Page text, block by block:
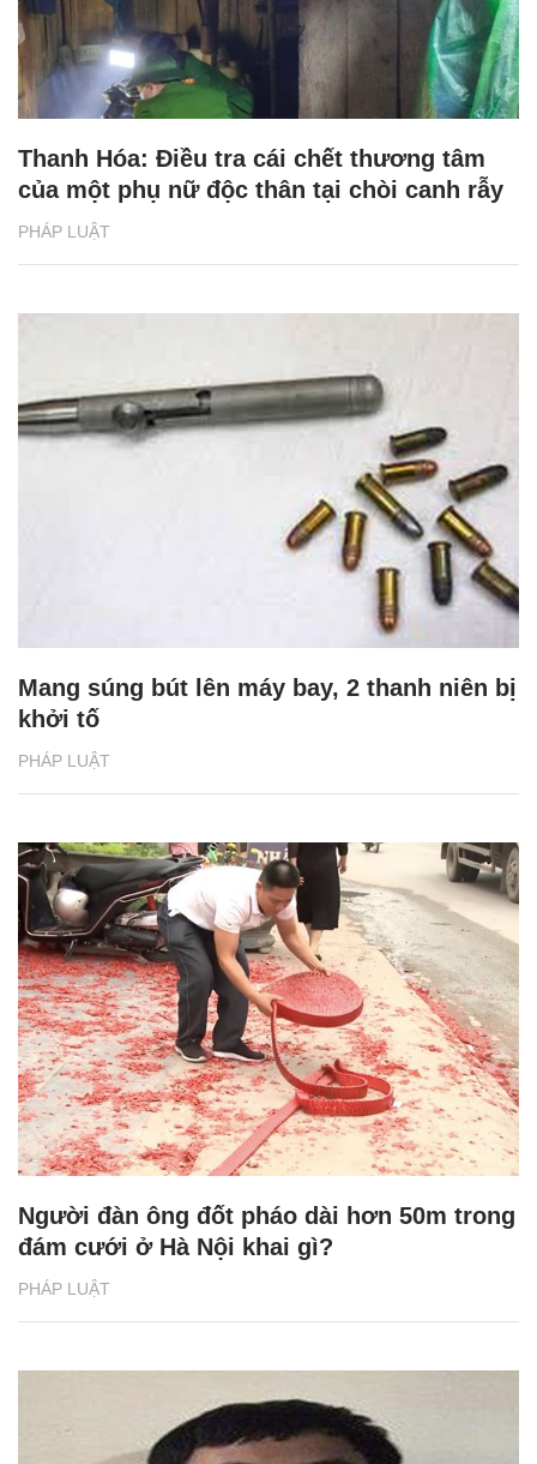
PHÁP LUẬT
Thanh Hóa: Điều tra cái chết thương tâm
của một phụ nữ độc thân tại chòi canh rẫy
PHÁP LUẬT
Mang súng bút lên máy bay, 2 thanh niên bị
khởi tố
PHÁP LUẬT
Người đàn ông đốt pháo dài hơn 50m trong
đám cưới ở Hà Nội khai gì?